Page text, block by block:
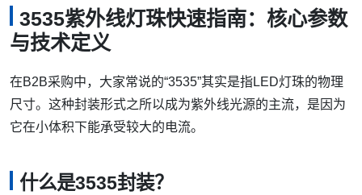
3535紫外线灯珠快速指南：核心参数
与技术定义
在B2B采购中，大家常说的“3535”其实是指LED灯珠的物理
尺寸。这种封装形式之所以成为紫外线光源的主流，是因为
它在小体积下能承受较大的电流。
什么是3535封装？